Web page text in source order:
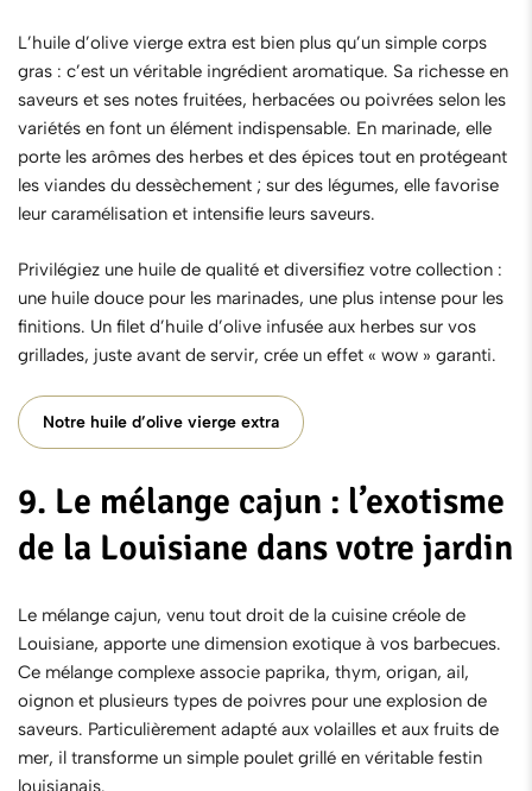
L’huile d’olive vierge extra est bien plus qu’un simple corps
gras : c’est un véritable ingrédient aromatique. Sa richesse en
saveurs et ses notes fruitées, herbacées ou poivrées selon les
variétés en font un élément indispensable. En marinade, elle
porte les arômes des herbes et des épices tout en protégeant
les viandes du dessèchement ; sur des légumes, elle favorise
leur caramélisation et intensifie leurs saveurs.
Privilégiez une huile de qualité et diversifiez votre collection :
une huile douce pour les marinades, une plus intense pour les
finitions. Un filet d’huile d’olive infusée aux herbes sur vos
grillades, juste avant de servir, crée un effet « wow » garanti.
Notre huile d’olive vierge extra
9. Le mélange cajun : l’exotisme
de la Louisiane dans votre jardin
Le mélange cajun, venu tout droit de la cuisine créole de
Louisiane, apporte une dimension exotique à vos barbecues.
Ce mélange complexe associe paprika, thym, origan, ail,
oignon et plusieurs types de poivres pour une explosion de
saveurs. Particulièrement adapté aux volailles et aux fruits de
mer, il transforme un simple poulet grillé en véritable festin
louisianais.